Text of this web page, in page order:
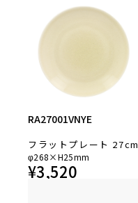
RA27001VNYE
フラットプレート 27cm
φ268×H25mm
¥3,520